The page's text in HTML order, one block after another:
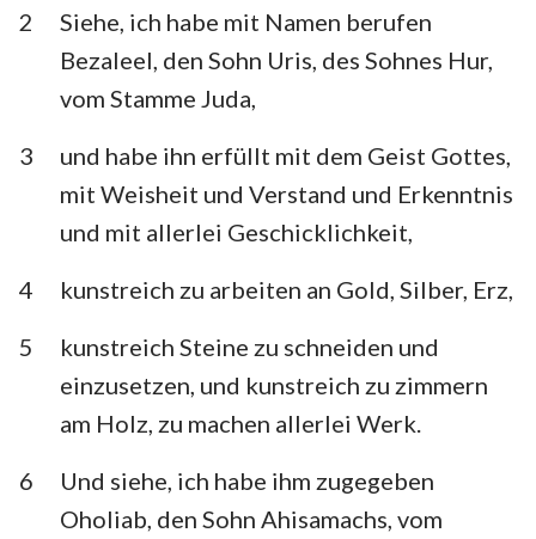
Prediger Hohelied
Jesaja Jeremia
Daniel
Joel Amos
Obadja Jona
Micha Nahum
Habakuk Zephanja
Maleachi
2
Siehe, ich habe mit Namen berufen
Bezaleel, den Sohn Uris, des Sohnes Hur,
vom Stamme Juda,
3
und habe ihn erfüllt mit dem Geist Gottes,
mit Weisheit und Verstand und Erkenntnis
und mit allerlei Geschicklichkeit,
4
kunstreich zu arbeiten an Gold, Silber, Erz,
5
kunstreich Steine zu schneiden und
einzusetzen, und kunstreich zu zimmern
am Holz, zu machen allerlei Werk.
6
Und siehe, ich habe ihm zugegeben
Oholiab, den Sohn Ahisamachs, vom